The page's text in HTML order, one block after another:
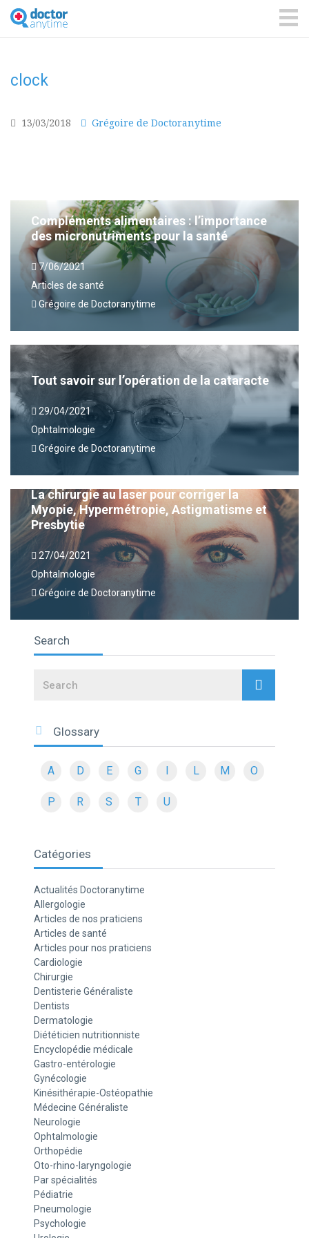
DoctorAnyTime
You
are
clock
13/03/2018 Grégoire de Doctoranytime
Compléments alimentaires : l’importance
des micronutriments pour la santé
7/06/2021
Articles de santé
Grégoire de Doctoranytime
Tout savoir sur l’opération de la cataracte
29/04/2021
Ophtalmologie
Grégoire de Doctoranytime
La chirurgie au laser pour corriger la
Myopie, Hypermétropie, Astigmatisme et
Presbytie
27/04/2021
Ophtalmologie
Grégoire de Doctoranytime
Search
Search
Glossary
A D E G L M O
P R S T U
Catégories
Actualités Doctoranytime
Allergologie
Articles de nos praticiens
Articles de santé
Articles pour nos praticiens
Cardiologie
Chirurgie
Dentisterie Généraliste
Dentists
Dermatologie
Diététicien nutritionniste
Encyclopédie médicale
Gastro-entérologie
Gynécologie
Kinésithérapie-Ostéopathie
Médecine Généraliste
Neurologie
Ophtalmologie
Orthopédie
Oto-rhino-laryngologie
Par spécialités
Pédiatrie
Pneumologie
Psychologie